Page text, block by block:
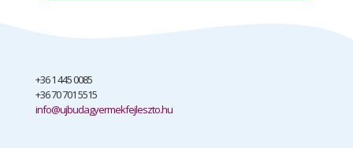
+36 1 445 0085
+36 70 701 5515
info@ujbudagyermekfejleszto.hu